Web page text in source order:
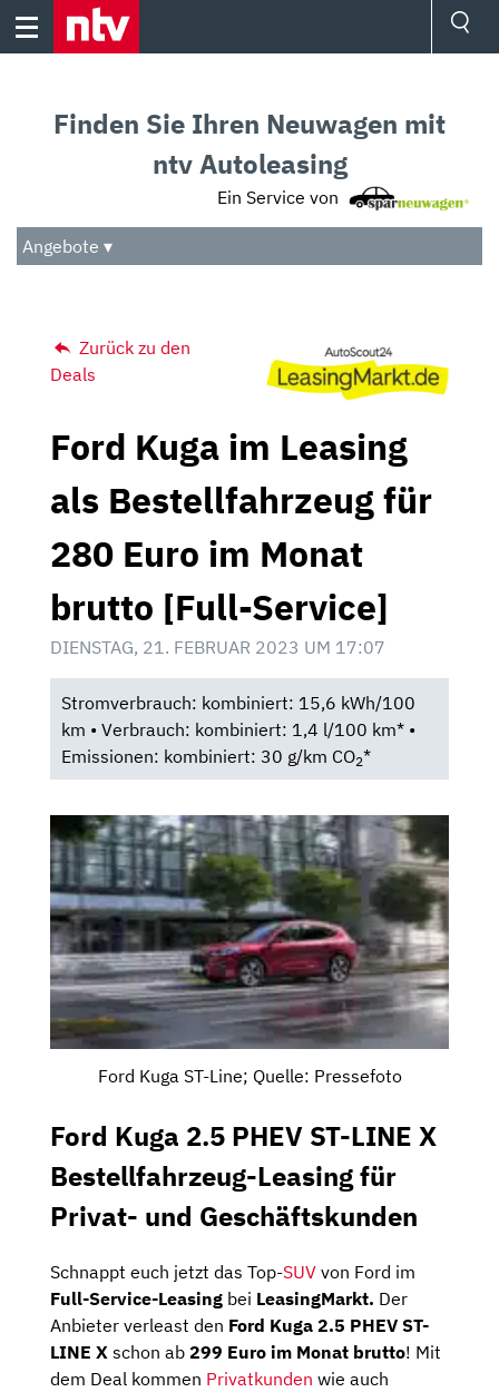
Skip
Audio
Das Beste
Finden Sie Ihren Neuwagen mit
ntv Autoleasing
Ein Service von
Angebote ▾
Zurück zu den
Deals
Ford Kuga im Leasing
als Bestellfahrzeug für
280 Euro im Monat
brutto [Full-Service]
DIENSTAG, 21. FEBRUAR 2023 UM 17:07
Stromverbrauch: kombiniert: 15,6 kWh/100
km • Verbrauch: kombiniert: 1,4 l/100 km* •
Emissionen: kombiniert: 30 g/km CO2*
Ford Kuga ST-Line; Quelle: Pressefoto
Ford Kuga 2.5 PHEV ST-LINE X
Bestellfahrzeug-Leasing für
Privat- und Geschäftskunden
Schnappt euch jetzt das Top-SUV von Ford im
Full-Service-Leasing bei LeasingMarkt. Der
Anbieter verleast den Ford Kuga 2.5 PHEV ST-
LINE X schon ab 299 Euro im Monat brutto! Mit
dem Deal kommen Privatkunden wie auch